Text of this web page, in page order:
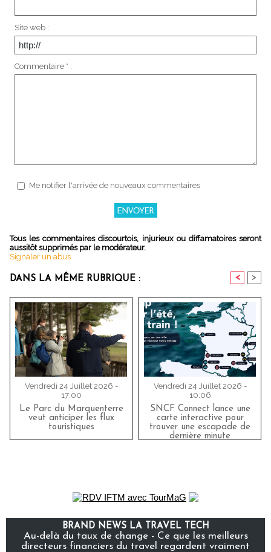
Site web :
Commentaire * :
Me notifier l'arrivée de nouveaux commentaires
Tous les commentaires discourtois, injurieux ou diffamatoires seront
aussitôt supprimés par le modérateur.
Signaler un abus
DANS LA MÊME RUBRIQUE : < >
Vendredi 24 Juillet 2026 -
17:00
Le Parc du Marquenterre
veut anticiper les flux
touristiques
Vendredi 24 Juillet 2026 -
10:06
SNCF Connect lance une
carte interactive pour
trouver une escapade de
dernière minute
BRAND NEWS LA TRAVEL TECH
Au-delà du taux de change - Ce que les meilleurs
directeurs financiers du travel regardent vraiment